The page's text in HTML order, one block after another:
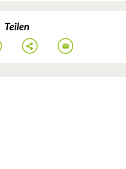
Teilen